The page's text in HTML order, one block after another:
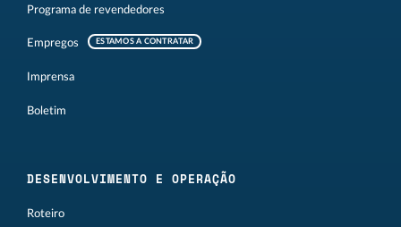
Programa de revendedores
Empregos ESTAMOS A CONTRATAR
Imprensa
Boletim
DESENVOLVIMENTO E OPERAÇÃO
Roteiro